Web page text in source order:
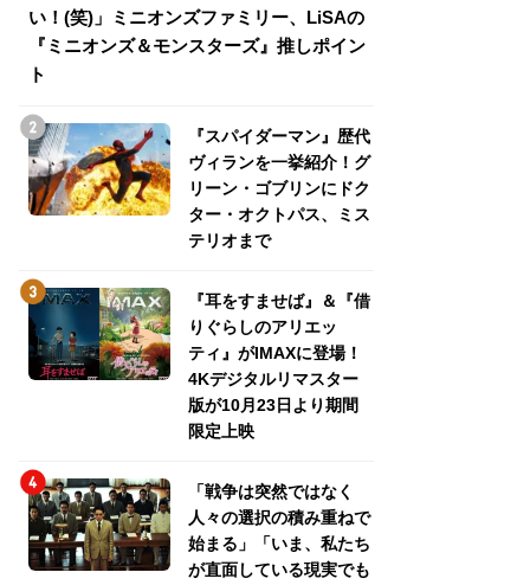
い！(笑)」ミニオンズファミリー、LiSAの
『ミニオンズ＆モンスターズ』推しポイン
ト
『スパイダーマン』歴代
ヴィランを一挙紹介！グ
リーン・ゴブリンにドク
ター・オクトパス、ミス
テリオまで
『耳をすませば』＆『借
りぐらしのアリエッ
ティ』がIMAXに登場！
4Kデジタルリマスター
版が10月23日より期間
限定上映
「戦争は突然ではなく
人々の選択の積み重ねで
始まる」「いま、私たち
が直面している現実でも